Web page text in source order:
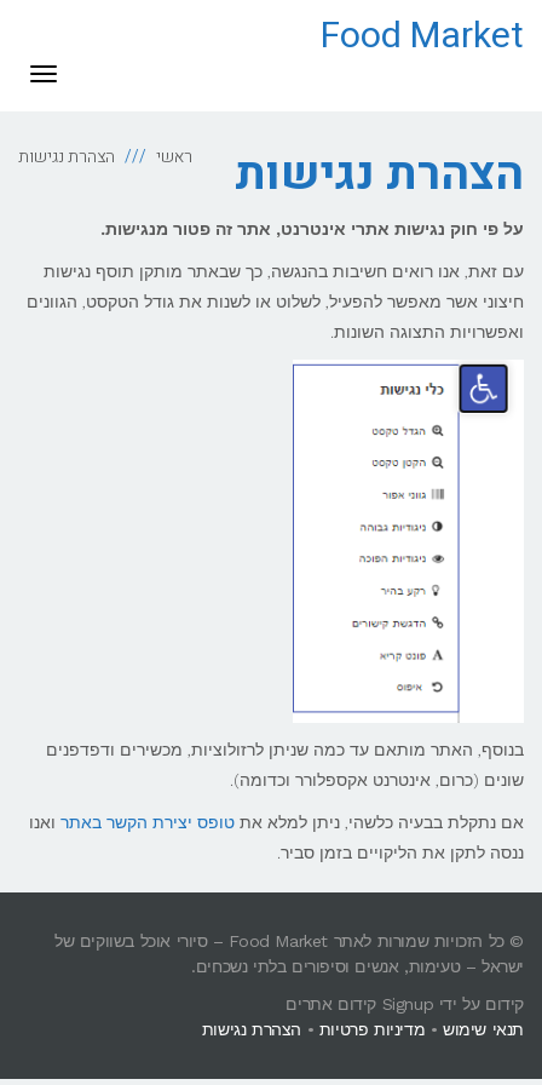
Food Market
ראשי הצהרת נגישות הצהרת נגישות
על פי חוק נגישות אתרי אינטרנט, אתר זה פטור מנגישות.
עם זאת, אנו רואים חשיבות בהנגשה, כך שבאתר מותקן תוסף נגישות
חיצוני אשר מאפשר להפעיל, לשלוט או לשנות את גודל הטקסט, הגוונים
ואפשרויות התצוגה השונות.
בנוסף, האתר מותאם עד כמה שניתן לרזולוציות, מכשירים ודפדפנים
שונים (כרום, אינטרנט אקספלורר וכדומה).
אם נתקלת בבעיה כלשהי, ניתן למלא את טופס יצירת הקשר באתר ואנו
ננסה לתקן את הליקויים בזמן סביר.
© כל הזכויות שמורות לאתר Food Market – סיורי אוכל בשווקים של
ישראל – טעימות, אנשים וסיפורים בלתי נשכחים.
קידום על ידי Signup קידום אתרים
תנאי שימוש • מדיניות פרטיות • הצהרת נגישות